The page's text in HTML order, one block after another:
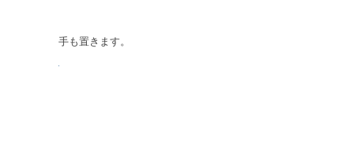
手も置きます。